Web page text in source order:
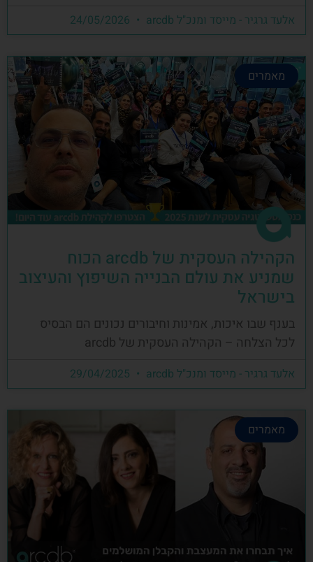
אלעד גרגיר - מייסד ומנכ"ל arcdb
מאמרים
הקהילה העסקית של arcdb הכוח
שמניע את עולם הבנייה השיפוץ והעיצוב
בישראל
בענף שבו איכות, אמינות וחיבורים נכונים הם הבסיס
לכל הצלחה – הקהילה העסקית של arcdb
אלעד גרגיר - מייסד ומנכ"ל arcdb
מאמרים